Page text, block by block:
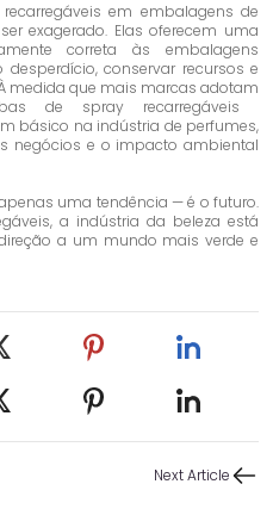
​​em embalagens de
exagerado. Elas oferecem uma
correta às embalagens
conservar recursos e
medida que mais marcas adotam
de spray recarregáveis
básico na indústria de perfumes,
negócios e o impacto ambiental
uma tendência — é o futuro.
a indústria da beleza está
a um mundo mais verde e
Next Article